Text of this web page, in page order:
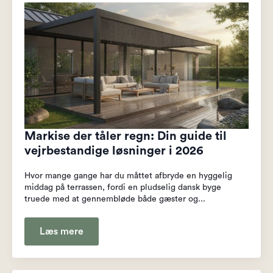
Markise der tåler regn: Din guide til
vejrbestandige løsninger i 2026
Hvor mange gange har du måttet afbryde en hyggelig
middag på terrassen, fordi en pludselig dansk byge
truede med at gennembløde både gæster og...
Læs mere